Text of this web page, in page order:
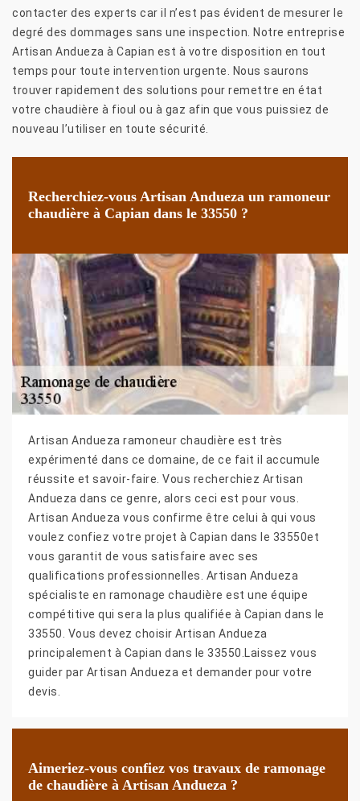
contacter des experts car il n’est pas évident de mesurer le
degré des dommages sans une inspection. Notre entreprise
Artisan Andueza à Capian est à votre disposition en tout
temps pour toute intervention urgente. Nous saurons
trouver rapidement des solutions pour remettre en état
votre chaudière à fioul ou à gaz afin que vous puissiez de
nouveau l’utiliser en toute sécurité.
Recherchiez-vous Artisan Andueza un ramoneur
chaudière à Capian dans le 33550 ?
Artisan Andueza ramoneur chaudière est très
expérimenté dans ce domaine, de ce fait il accumule
réussite et savoir-faire. Vous recherchiez Artisan
Andueza dans ce genre, alors ceci est pour vous.
Artisan Andueza vous confirme être celui à qui vous
voulez confiez votre projet à Capian dans le 33550et
vous garantit de vous satisfaire avec ses
qualifications professionnelles. Artisan Andueza
spécialiste en ramonage chaudière est une équipe
compétitive qui sera la plus qualifiée à Capian dans le
33550. Vous devez choisir Artisan Andueza
principalement à Capian dans le 33550.Laissez vous
guider par Artisan Andueza et demander pour votre
devis.
Aimeriez-vous confiez vos travaux de ramonage
de chaudière à Artisan Andueza ?